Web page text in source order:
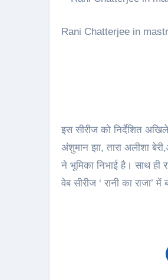
Rani Chatterjee in
इस सीरीज को निर्देशित
अंशुमान झा, तारा अलीशा
ने भूमिका निभाई है। साथ ही
वेब सीरीज ‘ रानी का